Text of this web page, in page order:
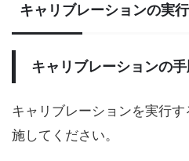
キャリブレーションの実行
キャリブレーションの
キャリブレーションを実行
施してください。